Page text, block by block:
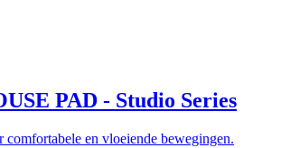
PAD - Studio Series
comfortabele en vloeiende bewegingen.